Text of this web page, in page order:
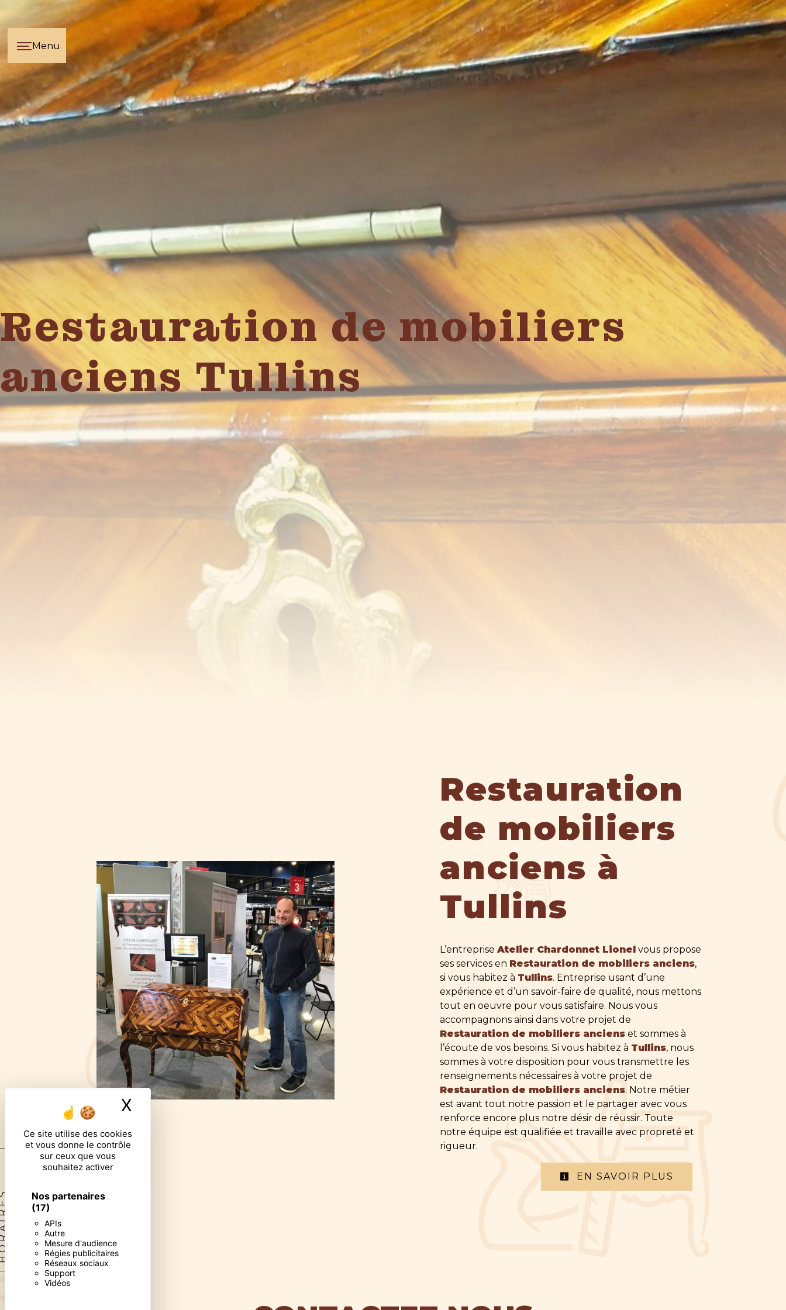
Panneau de gestion des cookies
Ce site utilise des cookies
et vous donne le contrôle
sur ceux que vous
souhaitez activer
Nos partenaires
(17)
APIs
Autre
Mesure d'audience
Régies publicitaires
Réseaux sociaux
Support
Vidéos
X Masquer le bandeau des cookies
Menu
Restauration de mobiliers
anciens Tullins
Restauration
de mobiliers
anciens à
Tullins
L’entreprise Atelier Chardonnet Lionel vous propose
ses services en Restauration de mobiliers anciens,
si vous habitez à Tullins. Entreprise usant d’une
expérience et d’un savoir-faire de qualité, nous mettons
tout en oeuvre pour vous satisfaire. Nous vous
accompagnons ainsi dans votre projet de
Restauration de mobiliers anciens et sommes à
l’écoute de vos besoins. Si vous habitez à Tullins, nous
sommes à votre disposition pour vous transmettre les
renseignements nécessaires à votre projet de
Restauration de mobiliers anciens. Notre métier
est avant tout notre passion et le partager avec vous
renforce encore plus notre désir de réussir. Toute
notre équipe est qualifiée et travaille avec propreté et
rigueur.
EN SAVOIR PLUS